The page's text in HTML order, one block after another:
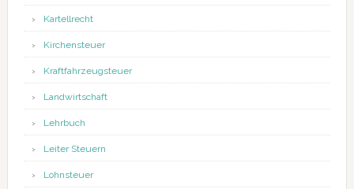
Kartellrecht
Kirchensteuer
Kraftfahrzeugsteuer
Landwirtschaft
Lehrbuch
Leiter Steuern
Lohnsteuer